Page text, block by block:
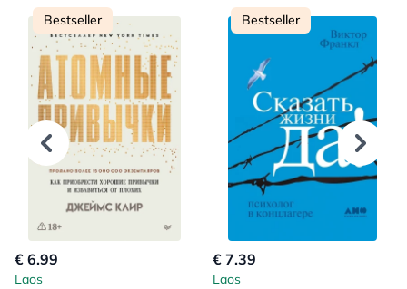
Bestseller
€ 6.99
Laos
Bestseller
€ 7.39
Laos